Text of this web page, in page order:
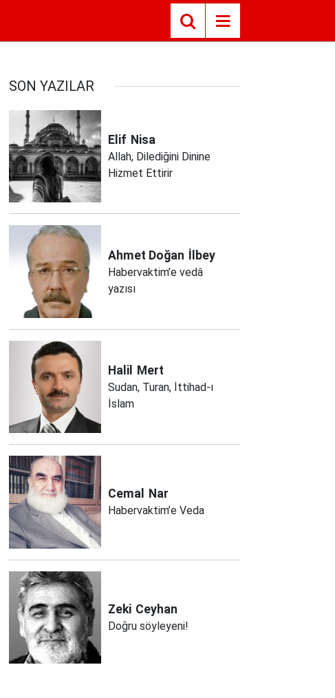
SON YAZILAR
Elif Nisa
Allah, Dilediğini Dinine
Hizmet Ettirir
Ahmet Doğan İlbey
Habervaktim’e vedâ
yazısı
Halil Mert
Sudan, Turan, İttihad-ı
İslam
Cemal Nar
Habervaktim’e Veda
Zeki Ceyhan
Doğru söyleyeni!